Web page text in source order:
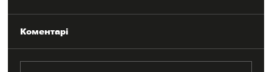
Коментарі